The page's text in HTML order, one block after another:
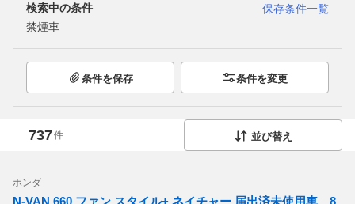
検索中の条件
保存条件一覧
禁煙車
条件を保存 条件を変更
737件 並び替え
ホンダ